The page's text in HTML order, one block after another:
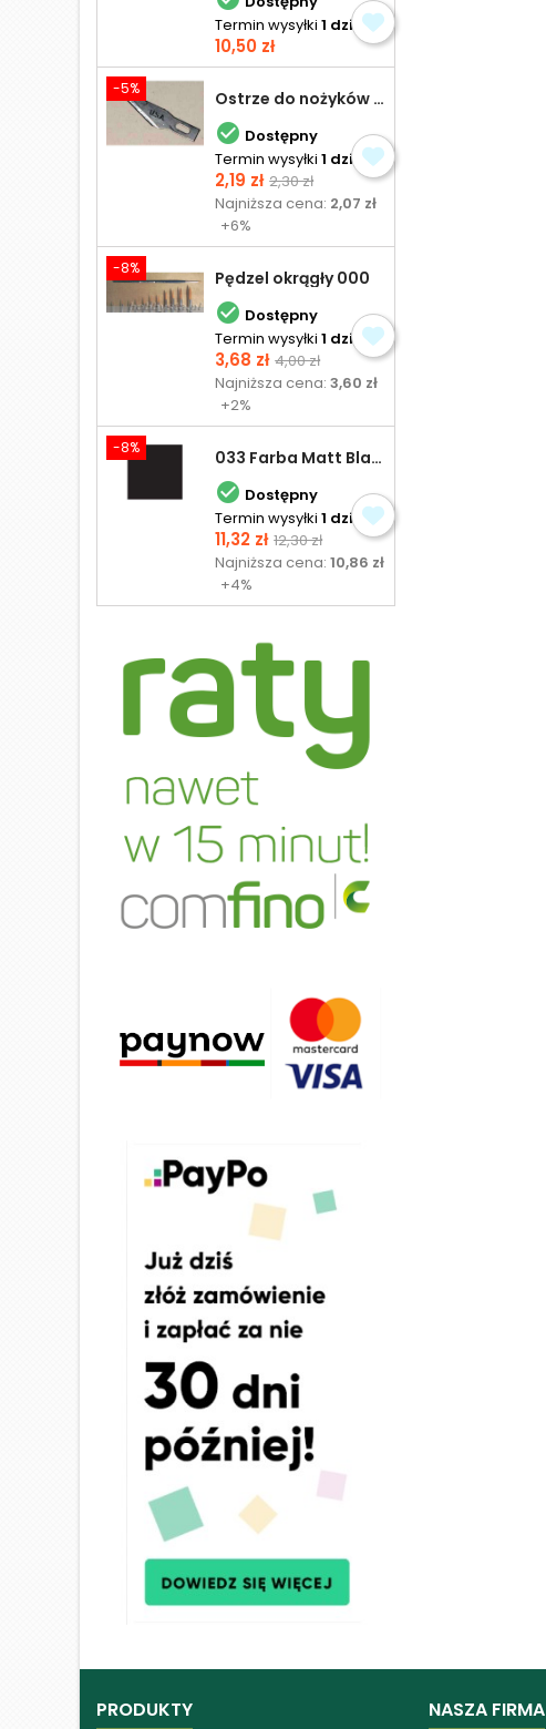
Termin wysyłki 1 dzień
Cena
10,50 zł
-5% Ostrze do nożyków Excel
 Dostępny
Termin wysyłki 1 dzień
Cena
2,19 zł Cena
podstawowa
2,30 zł
Najniższa cena: 2,07 zł
+6%
-8% Pędzel okrągły 000
 Dostępny
Termin wysyłki 1 dzień
Cena
3,68 zł Cena
podstawowa
4,00 zł
Najniższa cena:3,60 zł
+2%
-8% 033 Farba Matt Black - olejna
 Dostępny
Termin wysyłki 1 dzień
Cena
11,32 zł Cena
podstawowa
12,30 zł
Najniższa cena:10,86 zł
+4%
PRODUKTY NASZA FIRMA